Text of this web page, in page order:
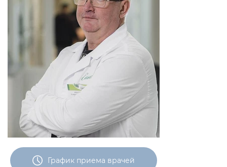
График приема врачей